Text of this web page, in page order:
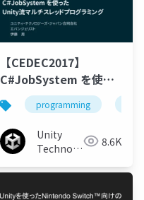
cedec cedec2018
【CEDEC2017】
C#JobSystem を使っ
た Unity流マルチスレ
ッドプログラミング
programming
Unity
Technologies 8.6K